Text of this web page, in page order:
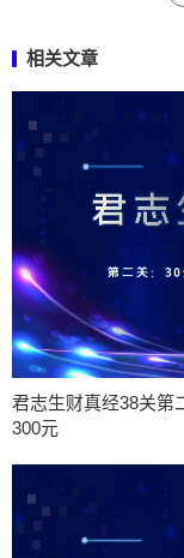
相关文章
君志生财真经38关第
300元